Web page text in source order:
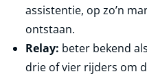
assistentie, op zo’n
ontstaan.
Relay: beter bekend
drie of vier rijders om